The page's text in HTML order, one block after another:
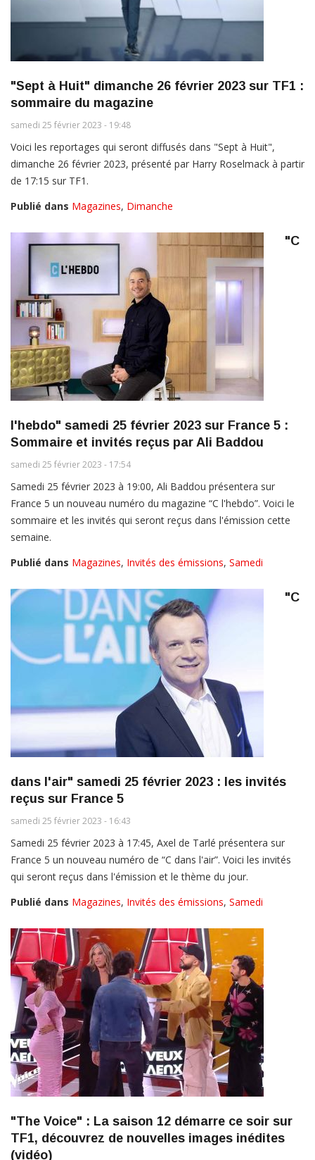
"Sept à Huit" dimanche 26 février 2023 sur TF1 :
sommaire du magazine
samedi 25 février 2023 - 19:48
Voici les reportages qui seront diffusés dans "Sept à Huit",
dimanche 26 février 2023, présenté par Harry Roselmack à partir
de 17:15 sur TF1.
Publié dans Magazines, Dimanche
"C
l'hebdo" samedi 25 février 2023 sur France 5 :
Sommaire et invités reçus par Ali Baddou
samedi 25 février 2023 - 17:54
Samedi 25 février 2023 à 19:00, Ali Baddou présentera sur
France 5 un nouveau numéro du magazine “C l'hebdo”. Voici le
sommaire et les invités qui seront reçus dans l'émission cette
semaine.
Publié dans Magazines, Invités des émissions, Samedi
"C
dans l'air" samedi 25 février 2023 : les invités
reçus sur France 5
samedi 25 février 2023 - 16:43
Samedi 25 février 2023 à 17:45, Axel de Tarlé présentera sur
France 5 un nouveau numéro de “C dans l'air”. Voici les invités
qui seront reçus dans l'émission et le thème du jour.
Publié dans Magazines, Invités des émissions, Samedi
"The Voice" : La saison 12 démarre ce soir sur
TF1, découvrez de nouvelles images inédites
(vidéo)